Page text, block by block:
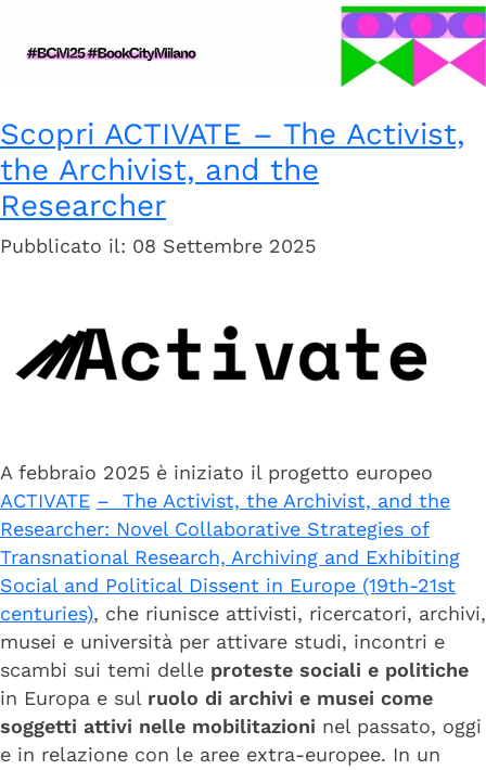
Scopri ACTIVATE – The Activist,
the Archivist, and the
Researcher
Pubblicato il: 08 Settembre 2025
A febbraio 2025 è iniziato il progetto europeo
ACTIVATE – The Activist, the Archivist, and the
Researcher: Novel Collaborative Strategies of
Transnational Research, Archiving and Exhibiting
Social and Political Dissent in Europe (19th-21st
centuries), che riunisce attivisti, ricercatori, archivi,
musei e università per attivare studi, incontri e
scambi sui temi delle proteste sociali e politiche
in Europa e sul ruolo di archivi e musei come
soggetti attivi nelle mobilitazioni nel passato, oggi
e in relazione con le aree extra-europee. In un